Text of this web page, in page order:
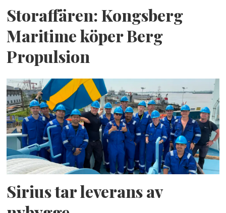
Storaffären: Kongsberg
Maritime köper Berg
Propulsion
Sirius tar leverans av